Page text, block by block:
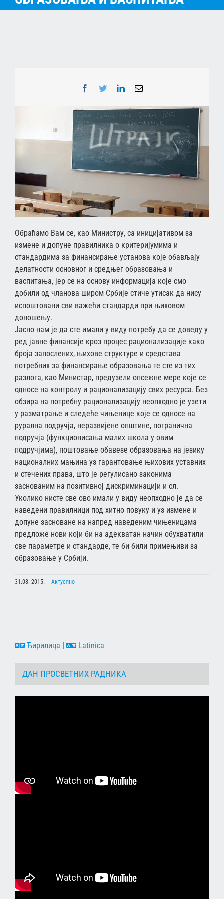
Facebook
TwitterLinkedInEmail
Обраћамо Вам се, као Министру, са иницијативом за
измене и допуне правилника о критеријумима и
стандардима за финансирање установа које обављају
делатности основног и средњег образовања и
васпитања, јер се на основу информација које смо
добили од чланова широм Србије стиче утисак да нису
испоштовани сви важећи стандарди при њиховом
доношењу.
Јасно нам је да сте имали у виду потребу да се доведу у
ред јавне финансије кроз процес рационализације како
броја запослених, њихове структуре и средстава
потребних за финансирање образовања те сте из тих
разлога, као Министар, предузели опсежне мере које се
односе на контролу и рационализацију свих ресурса. Без
обзира на потребну рационализацију неопходно је узети
у разматрање и следеће чињенице које се односе на
рурална подручја, неразвијене општине, погранична
подручја (функционисања малих школа у овим
подручјима), поштовање обавезе образовања на језику
националних мањина уз гарантовање њихових уставних
и стечених права, што је регулисано законима
заснованим на позитивној дискриминацији и сл.
Уколико нисте све ово имали у виду неопходно је да се
наведени правилници под хитно повуку и уз измене и
допуне засноване на напред наведеним чињеницама
предложе нови који би на адекватан начин обухватили
све параметре и стандарде, те би били примењиви за
образовање у Србији.
31.08. 2015. Актуелно
Ћирилица Latinica
ДАН ПРОСВЕТНИХ РАДНИКА